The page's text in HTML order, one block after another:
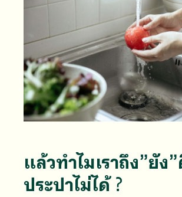
แล้วทำไมเราถึง”ยัง
ประปาไม่ได้ ?